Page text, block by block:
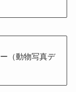
（動物写真デ